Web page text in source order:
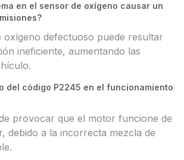
en el sensor de oxígeno causar un
oxígeno defectuoso puede resultar
ineficiente, aumentando las
del código P2245 en el funcionamiento
provocar que el motor funcione de
debido a la incorrecta mezcla de